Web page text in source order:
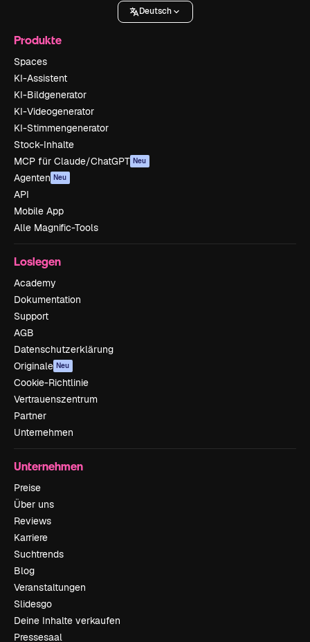
Deutsch
Produkte
Spaces
KI-Assistent
KI-Bildgenerator
KI-Videogenerator
KI-Stimmengenerator
Stock-Inhalte
MCP für Claude/ChatGPT Neu
Agenten Neu
API
Mobile App
Alle Magnific-Tools
Loslegen
Academy
Dokumentation
Support
AGB
Datenschutzerklärung
Originale Neu
Cookie-Richtlinie
Vertrauenszentrum
Partner
Unternehmen
Unternehmen
Preise
Über uns
Reviews
Karriere
Suchtrends
Blog
Veranstaltungen
Slidesgo
Deine Inhalte verkaufen
Pressesaal